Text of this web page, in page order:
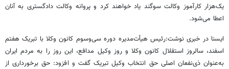
یک‌هزار کارآموز وکالت سوگند یاد خواهند کرد و پروانه وکالت دادگستری به آنان
اعطا می‌شود.
ایسنا در خبری نوشت:رئیس هیأت‌مدیره دوره سی‌وسوم کانون وکلا با تبریک هفتم
اسفند، سالروز استقلال کانون وکلا و روز وکیل مدافع، این روز را به مردم ایران
به‌عنوان ذی‌نفعان اصلی حق انتخاب وکیل تبریک گفت و افزود: حق برخورداری از